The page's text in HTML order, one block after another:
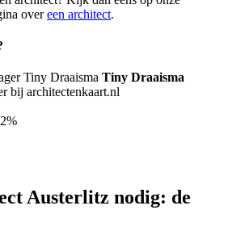
overeen architect.
Tiny Draaisma
bij architectenkaart.nl
Austerlitz nodig: de